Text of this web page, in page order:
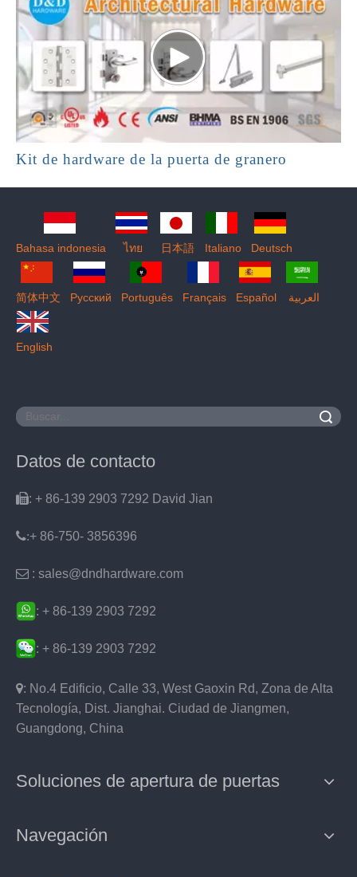
Kit de hardware de la puerta de granero
Bahasa indonesia ไทย 日本語 Italiano Deutsch
简体中文 Pусский Português Français Español العربية
English
Datos de contacto
: + 86-139 2903 7292 David Jian
:+ 86-750- 3856396
 : sales@dndhardware.com
: + 86-139 2903 7292
: + 86-139 2903 7292
: No.4 Edificio, Calle 33, West Gaoxin Rd, Zona de Alta
Tecnología, Dist. Jianghai. Ciudad de Jiangmen,
Guangdong, China
Soluciones de apertura de puertas
Navegación